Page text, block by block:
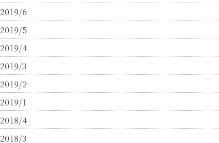
2019/6
2019/5
2019/4
2019/3
2019/2
2019/1
2018/4
2018/3